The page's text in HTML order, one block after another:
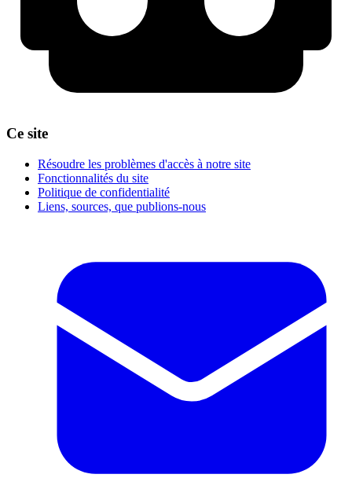
Ce site
Résoudre les problèmes d'accès à notre site
Fonctionnalités du site
Politique de confidentialité
Liens, sources, que publions-nous